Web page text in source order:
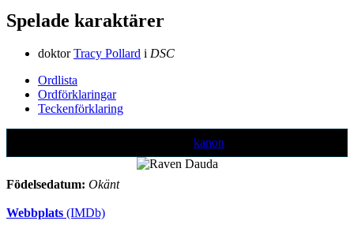
Spelade karaktärer
doktorTracy Pollard i DSC
Ordlista
Ordförklaringar
Teckenförklaring
kanon
Födelsedatum: Okänt
Webbplats (IMDb)